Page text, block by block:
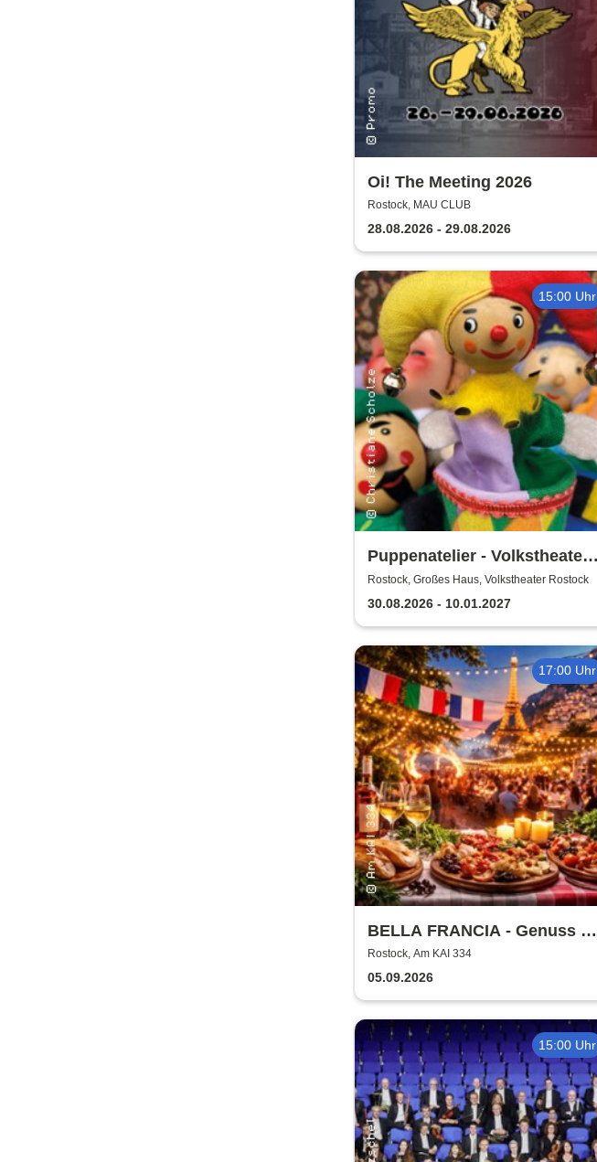
Oi! The Meeting 2026
Rostock, MAU CLUB
28.08.2026 - 29.08.2026
15:00 Uhr
Puppenatelier - Volkstheater
Rostock
Rostock, Großes Haus, Volkstheater Rostock
30.08.2026 - 10.01.2027
17:00 Uhr
BELLA FRANCIA - Genuss &
Kultur Rostock
Rostock, Am KAI 334
05.09.2026
15:00 Uhr